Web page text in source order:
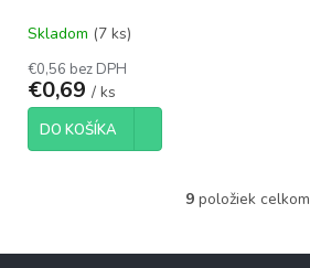
Skladom (7 ks)
€0,56 bez DPH
€0,69 / ks
DO KOŠÍKA
O
l
9položiek celkom